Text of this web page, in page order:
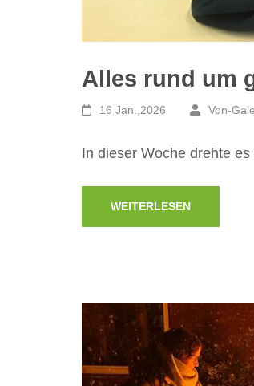
Alles rund um
16 Jan.,2026 Von-
In dieser Woche drehte
WEITERLESEN